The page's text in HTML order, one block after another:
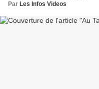
Par Les Infos Videos